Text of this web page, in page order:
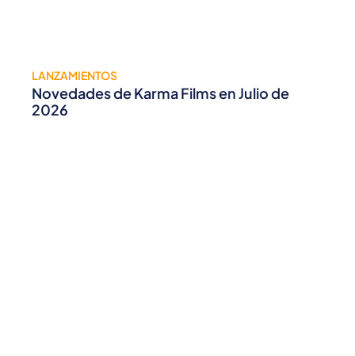
LANZAMIENTOS
Novedades de Karma Films en Julio de
2026